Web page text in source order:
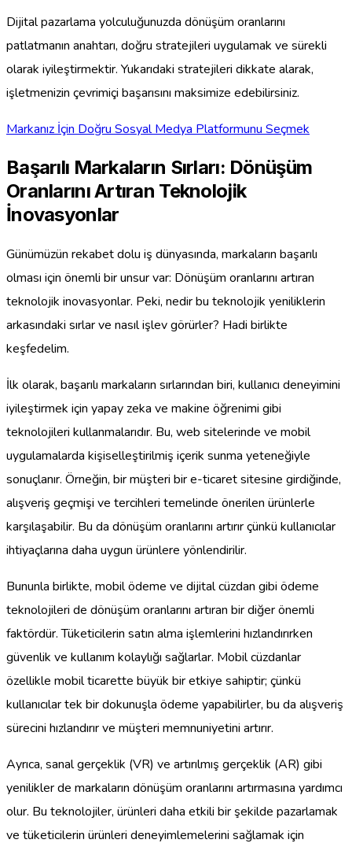
Dijital pazarlama yolculuğunuzda dönüşüm oranlarını
patlatmanın anahtarı, doğru stratejileri uygulamak ve sürekli
olarak iyileştirmektir. Yukarıdaki stratejileri dikkate alarak,
işletmenizin çevrimiçi başarısını maksimize edebilirsiniz.
Markanız İçin Doğru Sosyal Medya Platformunu Seçmek
Başarılı Markaların Sırları: Dönüşüm
Oranlarını Artıran Teknolojik
İnovasyonlar
Günümüzün rekabet dolu iş dünyasında, markaların başarılı
olması için önemli bir unsur var: Dönüşüm oranlarını artıran
teknolojik inovasyonlar. Peki, nedir bu teknolojik yeniliklerin
arkasındaki sırlar ve nasıl işlev görürler? Hadi birlikte
keşfedelim.
İlk olarak, başarılı markaların sırlarından biri, kullanıcı deneyimini
iyileştirmek için yapay zeka ve makine öğrenimi gibi
teknolojileri kullanmalarıdır. Bu, web sitelerinde ve mobil
uygulamalarda kişiselleştirilmiş içerik sunma yeteneğiyle
sonuçlanır. Örneğin, bir müşteri bir e-ticaret sitesine girdiğinde,
alışveriş geçmişi ve tercihleri temelinde önerilen ürünlerle
karşılaşabilir. Bu da dönüşüm oranlarını artırır çünkü kullanıcılar
ihtiyaçlarına daha uygun ürünlere yönlendirilir.
Bununla birlikte, mobil ödeme ve dijital cüzdan gibi ödeme
teknolojileri de dönüşüm oranlarını artıran bir diğer önemli
faktördür. Tüketicilerin satın alma işlemlerini hızlandırırken
güvenlik ve kullanım kolaylığı sağlarlar. Mobil cüzdanlar
özellikle mobil ticarette büyük bir etkiye sahiptir; çünkü
kullanıcılar tek bir dokunuşla ödeme yapabilirler, bu da alışveriş
sürecini hızlandırır ve müşteri memnuniyetini artırır.
Ayrıca, sanal gerçeklik (VR) ve artırılmış gerçeklik (AR) gibi
yenilikler de markaların dönüşüm oranlarını artırmasına yardımcı
olur. Bu teknolojiler, ürünleri daha etkili bir şekilde pazarlamak
ve tüketicilerin ürünleri deneyimlemelerini sağlamak için